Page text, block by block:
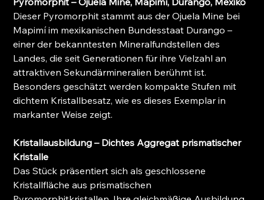
Dieser Pyromorphit stammt aus der Ojuela Mine bei
Mapimí im mexikanischen Bundesstaat Durango –
einer der bekanntesten Mineralfundstellen des
Landes, die seit Generationen für ihre Vielzahl an
attraktiven Sekundärmineralien berühmt ist.
Besonders geschätzt werden kompakte Stufen mit
dichtem Kristallbesatz, wie es dieses Exemplar in
markanter Weise zeigt.
Kristallausbildung – Dichtes Aggregat prismatischer
Kristalle
Das Stück präsentiert sich als geschlossene
Kristallfläche aus prismatischen